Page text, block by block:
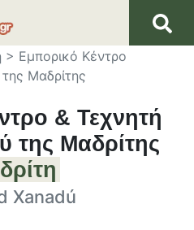
> Εμπορικό Κέντρο
Μαδρίτης
& Τεχνητή
της Μαδρίτης
Xanadú